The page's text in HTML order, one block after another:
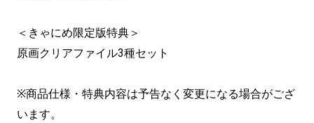
＜きゃにめ限定版特典＞
原画クリアファイル3種セット
※商品仕様・特典内容は予告なく変更になる場合がござ
います。